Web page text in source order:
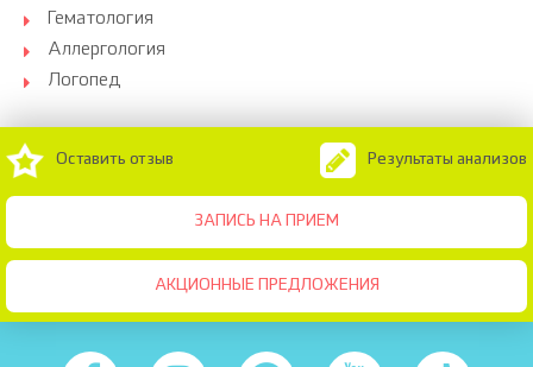
Гематология
Аллергология
Логопед
ЗАПИСЬ НА ПРИЕМ
Оставить отзыв Результаты анализов
АКЦИОННЫЕ ПРЕДЛОЖЕНИЯ